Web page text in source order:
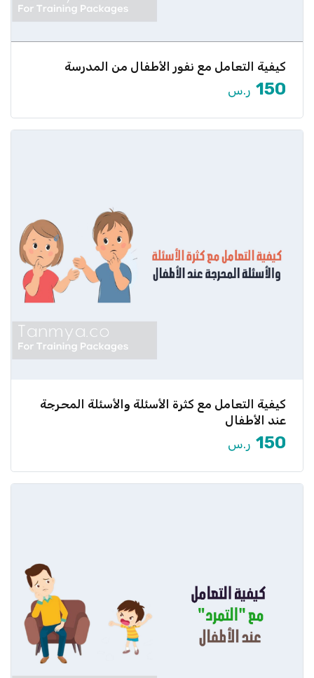
هل يرفض طفلك الذهاب إلى المدرسة؟ هل تلاحظ
تراجعه في الأداء […]
كيفية التعامل مع نفور الأطفال من المدرسة
150 ر.س
هل تجد نفسك محاصرًا بأسئلة طفلك التي لا تنتهي؟ هل
تتعرض […]
عرض المزيد
كيفية التعامل مع كثرة الأسئلة والأسئلة المحرجة
عند الأطفال
150 ر.س